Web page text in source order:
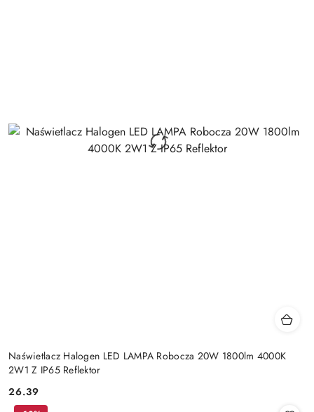
Naświetlacz Halogen LED LAMPA Robocza 20W 1800lm 4000K
2W1 Z IP65 Reflektor
Cena:
26.39